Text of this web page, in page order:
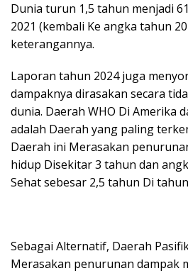
Dunia turun 1,5 tahun menjadi
2021 (kembali Ke angka tahun
keterangannya.
Laporan tahun 2024 juga
dampaknya dirasakan secara
dunia. Daerah WHO Di Amerika
adalah Daerah yang paling
Daerah ini Merasakan
hidup Disekitar 3 tahun dan
Sehat sebesar 2,5 tahun Di
Sebagai Alternatif, Daerah
Merasakan penurunan dampak